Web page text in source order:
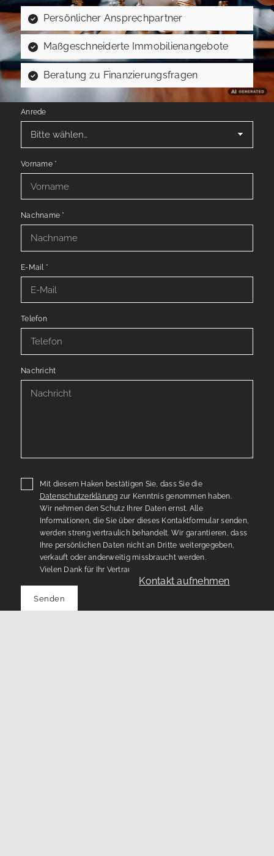
Kontakt aufnehmen
Persönlicher Ansprechpartner
Maßgeschneiderte Immobilienangebote
Beratung zu Finanzierungsfragen
Anrede
Vorname *
Nachname *
E-Mail *
Telefon
Nachricht
Mit diesem Haken bestätigen Sie, dass Sie die
Datenschutzerklärung zur Kenntnis genommen haben.
Wir nehmen den Schutz Ihrer Daten ernst. Alle
Informationen, die Sie über dieses Kontaktformular senden,
werden streng vertraulich behandelt. Wir garantieren, dass
Ihre persönlichen Daten nicht an Dritte weitergegeben,
verkauft oder anderweitig missbraucht werden.
Vielen Dank für Ihr Vertrauen.
Senden